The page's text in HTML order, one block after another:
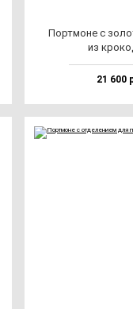
Пор­тмо­не с
из
21 600